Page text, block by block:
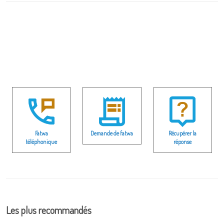
Fatwa
téléphonique
Demande de fatwa
Récupérer la
réponse
Les plus recommandés